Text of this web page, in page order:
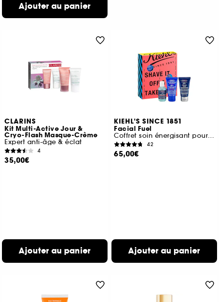
Ajouter au panier
CLARINS
Kit Multi-Active Jour &
Cryo-Flash Masque-Crème
Expert anti-âge & éclat
4
35,00€
Ajouter au panier
KIEHL'S SINCE 1851
Facial Fuel
Coffret soin énergisant pour Homme
42
65,00€
Ajouter au panier